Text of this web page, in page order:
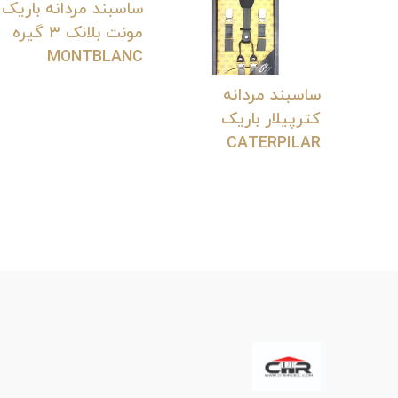
ساسبند مردانه
کترپیلار باریک
CATERPILAR
ساسبند مردانه باریک
مونت بلانک ۳ گیره
MONTBLANC